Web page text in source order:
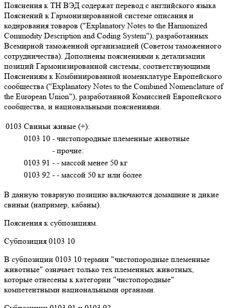
Пояснения к ТН ВЭД содержат перевод с английского языка
Пояснений к Гармонизированной системе описания и
кодирования товаров ("Explanatory Notes to the Harmonized
Commodity Description and Coding System"), разработанных
Всемирной таможенной организацией (Советом таможенного
сотрудничества). Дополнены пояснениями к детализации
позиций Гармонизированной системы, соответствующими
Пояснениям к Комбинированной номенклатуре Европейского
сообщества ("Explanatory Notes to the Combined Nomenclature of
the European Union"), разработанной Комиссией Европейского
сообщества, и национальными пояснениями.
0103 Свиньи живые (+):
0103 10 - чистопородные племенные животные
- прочие:
0103 91 - - массой менее 50 кг
0103 92 - - массой 50 кг или более
В данную товарную позицию включаются домашние и дикие
свиньи (например, кабаны).
Пояснения к субпозициям.
Субпозиция 0103 10
В субпозиции 0103 10 термин "чистопородные племенные
животные" означает только тех племенных животных,
которые отнесены к категории "чистопородные"
компетентными национальными органами.